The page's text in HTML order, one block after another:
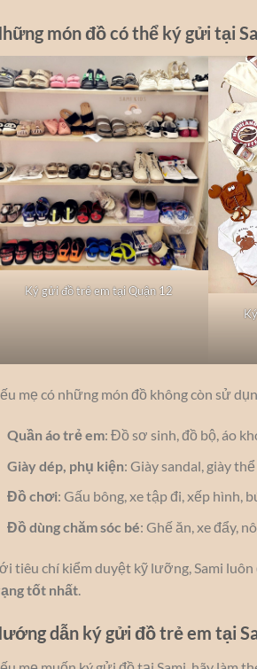
món đồ có thể ký gửi tại
Ký gửi đồ trẻ em tại Quận 12
mẹ có những món đồ không còn sử
Quần áo trẻ em: Đồ sơ sinh, đồ bộ, áo
Giày dép, phụ kiện: Giày sandal, giày
Đồ chơi: Gấu bông, xe tập đi, xếp hình,
Đồ dùng chăm sóc bé: Ghế ăn, xe đẩy,
tiêu chí kiểm duyệt kỹ lưỡng, Sami luôn
tốt nhất.
dẫn ký gửi đồ trẻ em tại